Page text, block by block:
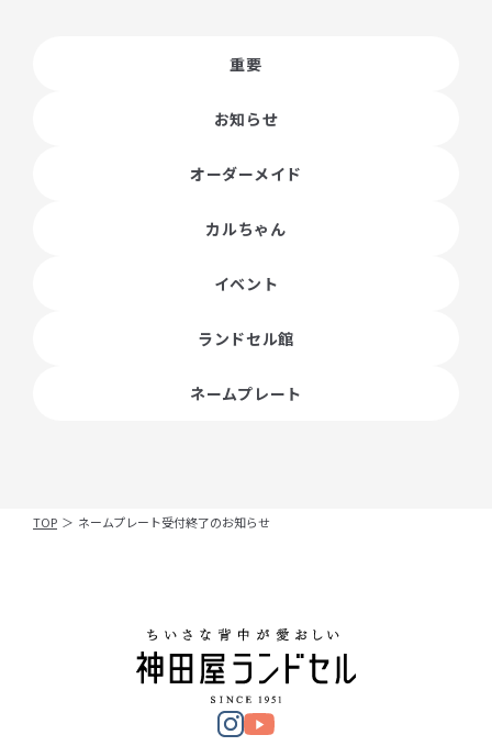
重要
お知らせ
オーダーメイド
カルちゃん
イベント
ランドセル館
ネームプレート
TOP ＞ ネームプレート受付終了のお知らせ